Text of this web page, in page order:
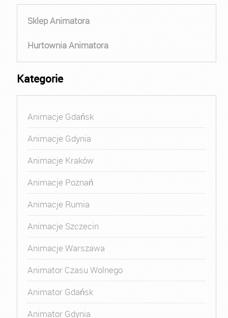
Sklep Animatora
Hurtownia Animatora
Kategorie
Animacje Gdańsk
Animacje Gdynia
Animacje Kraków
Animacje Poznań
Animacje Rumia
Animacje Szczecin
Animacje Warszawa
Animator Czasu Wolnego
Animator Gdańsk
Animator Gdynia